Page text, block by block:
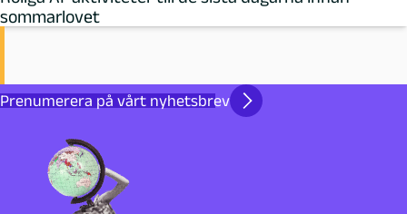
sommarlovet
Prenumerera på vårt nyhetsbrev